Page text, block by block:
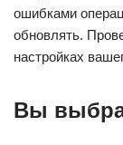
ошибками
обновлять.
настройках
Вы